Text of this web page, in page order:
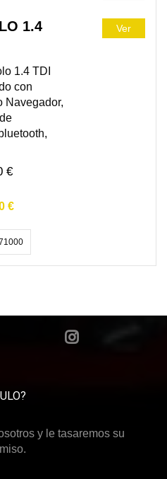
1.4
1.4 TDI
con
Navegador,
€
€
Ver
y le tasaremos su